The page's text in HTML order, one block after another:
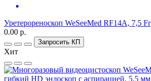
Уретерореноскоп WeSeeMed RF14A, 7,5 Fr
0.00 р.
Запросить КП
Хит